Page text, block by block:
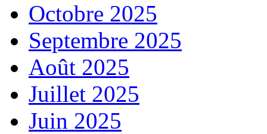
Octobre 2025
Septembre 2025
Août 2025
Juillet 2025
Juin 2025